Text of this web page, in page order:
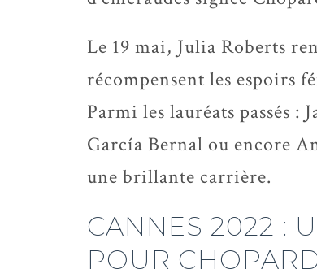
Le 19 mai, Julia Roberts
récompensent les espoirs
Parmi les lauréats passés :
García Bernal ou encore
une brillante carrière.
CANNES 2022 :
POUR